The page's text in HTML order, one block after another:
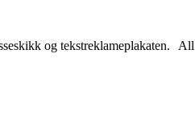
og tekstreklameplakaten.